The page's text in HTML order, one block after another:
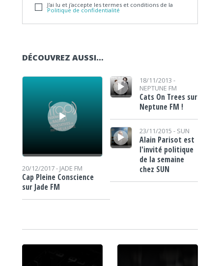
J'ai lu et j'accepte les termes et conditions de la
Politique de confidentialité
DÉCOUVREZ AUSSI…
Lecteur audio
20/12/2017 - JADE FM
Cap Pleine Conscience
sur Jade FM
Lecteur audio18/11/2013 -
NEPTUNE FM
Cats On Trees sur
Neptune FM !
Lecteur audio
23/11/2015 - SUN
Alain Parisot est
l'invité politique
de la semaine
chez SUN